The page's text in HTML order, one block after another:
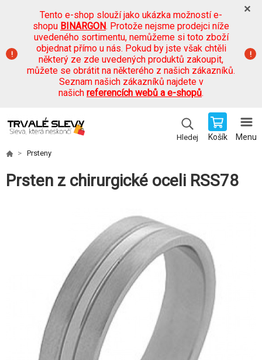
Tento e-shop slouží jako ukázka možností e-
shopu BINARGON. Protože nejsme prodejci níže
uvedeného sortimentu, nemůžeme si toto zboží
objednat přímo u nás. Pokud by jste však chtěli
některý ze zde uvedených produktů zakoupit,
můžete se obrátit na některého z našich zákazníků.
Seznam našich zákazníků najdete v
našich referencích webů a e-shopů.
Hledej Košík Menu
Prsteny
Prsten z chirurgické oceli RSS78